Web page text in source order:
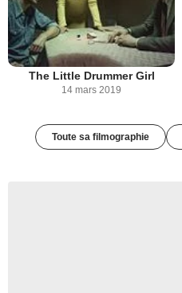
The Little Drummer Girl
14 mars 2019
Toute sa filmographie